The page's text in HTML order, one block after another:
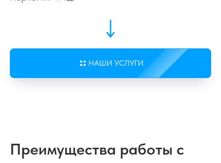
НАШИ УСЛУГИ
отчетность и снизить расходы на рекламу
Преимущества работы с